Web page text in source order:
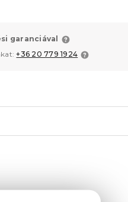
garanciával
+36 20 779 1924